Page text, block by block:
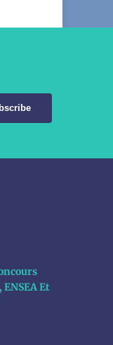
ENSEA Et